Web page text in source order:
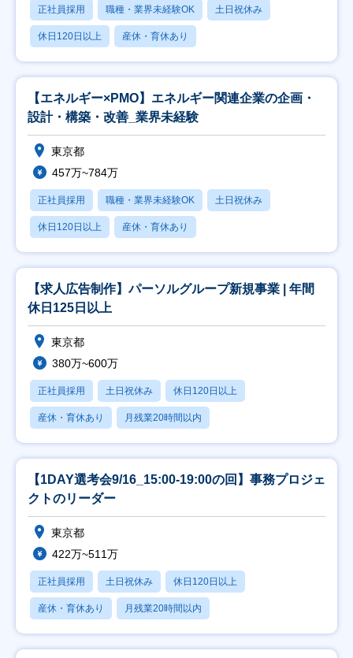
正社員採用 職種・業界未経験OK 土日祝休み
休日120日以上 産休・育休あり
【エネルギー×PMO】エネルギー関連企業の企画・
設計・構築・改善_業界未経験
東京都
457万~784万
正社員採用 職種・業界未経験OK 土日祝休み
休日120日以上 産休・育休あり
【求人広告制作】パーソルグループ新規事業 | 年間
休日125日以上
東京都
380万~600万
正社員採用 土日祝休み 休日120日以上
産休・育休あり 月残業20時間以内
【1DAY選考会9/16_15:00-19:00の回】事務プロジェ
クトのリーダー
東京都
422万~511万
正社員採用 土日祝休み 休日120日以上
産休・育休あり 月残業20時間以内